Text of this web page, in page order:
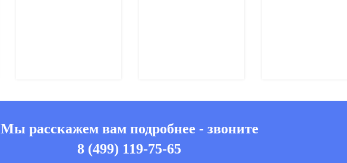
Мы расскажем вам подробнее - звоните
8 (499) 119-75-65